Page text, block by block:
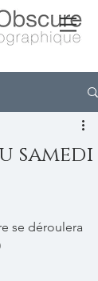
samedi
se déroulera